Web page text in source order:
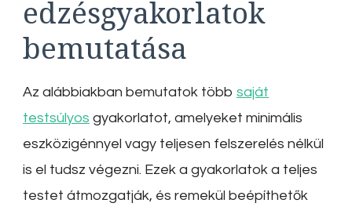
edzésgyakorlatok
bemutatása
Az alábbiakban bemutatok több saját
testsúlyos gyakorlatot, amelyeket minimális
eszközigénnyel vagy teljesen felszerelés nélkül
is el tudsz végezni. Ezek a gyakorlatok a teljes
testet átmozgatják, és remekül beépíthetők